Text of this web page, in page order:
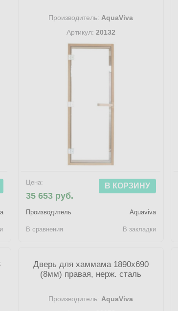
Производитель: AquaViva
Артикул: 20132
Цена:
35 653 руб.
В КОРЗИНУ
Производитель Aquaviva
В сравнения В закладки
Дверь для хаммама 1890х690
(8мм) правая, нерж. сталь
Производитель: AquaViva